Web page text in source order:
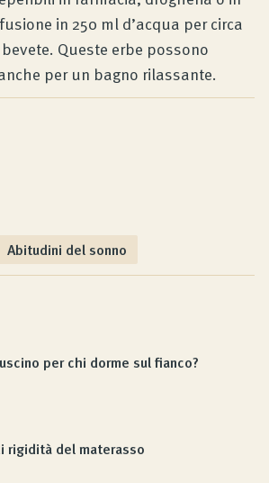
in 250 ml d’acqua per circa
Queste erbe possono
per un bagno rilassante.
Abitudini del sonno
per chi dorme sul fianco?
rigidità del materasso